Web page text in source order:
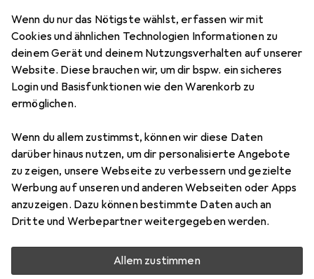
Wenn du nur das Nötigste wählst, erfassen wir mit
Cookies und ähnlichen Technologien Informationen zu
deinem Gerät und deinem Nutzungsverhalten auf unserer
Website. Diese brauchen wir, um dir bspw. ein sicheres
Login und Basisfunktionen wie den Warenkorb zu
ermöglichen.
Wenn du allem zustimmst, können wir diese Daten
darüber hinaus nutzen, um dir personalisierte Angebote
zu zeigen, unsere Webseite zu verbessern und gezielte
Werbung auf unseren und anderen Webseiten oder Apps
anzuzeigen. Dazu können bestimmte Daten auch an
Dritte und Werbepartner weitergegeben werden.
Allem zustimmen
5 Bilder
SnapstyleTeppich Hochflor Shaggy
Cottage
100 cm
Preis in EUR inkl. MwSt.
EUR
34,90
12
Bewertungen Marke
Mehr von Snapstyle